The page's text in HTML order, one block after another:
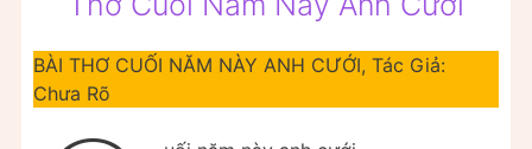
BÀI THƠ CUỐI NĂM NÀY ANH CƯỚI, Tác Giả:
Chưa Rõ